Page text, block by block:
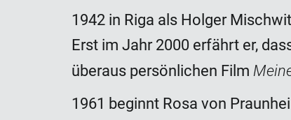
1942 in Riga als Holger
Erst im Jahr 2000 erfährt er,
überaus persönlichen Film
1961 beginnt Rosa von